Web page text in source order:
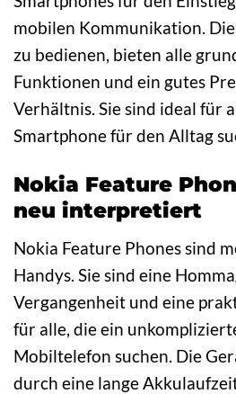
mobilen Kommunikation.
zu bedienen, bieten alle
Funktionen und ein gutes
Verhältnis. Sie sind ideal für
Smartphone für den Alltag
Nokia Feature
neu interpretiert
Nokia Feature Phones sind
Handys. Sie sind eine
Vergangenheit und eine
für alle, die ein
Mobiltelefon suchen. Die
durch eine lange